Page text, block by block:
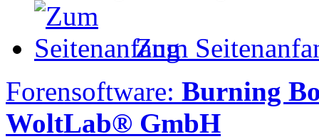
Zum
Forensoftware: Burning
WoltLab® GmbH